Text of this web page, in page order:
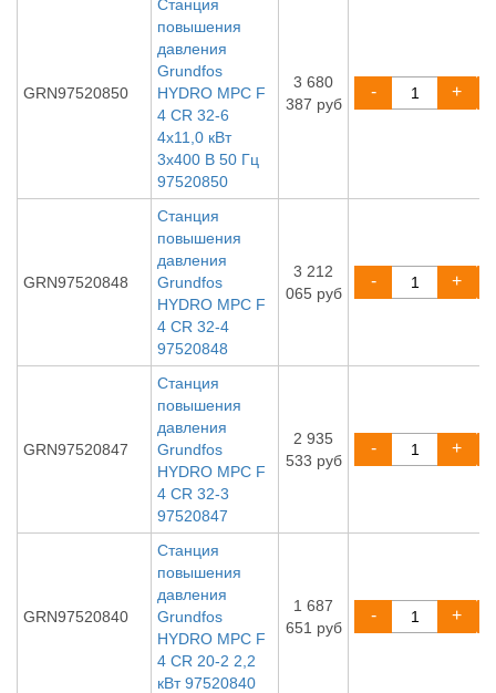
GRN97520850
Станция
повышения
давления
Grundfos
HYDRO MPC F
4 CR 32-6
4x11,0 кВт
3x400 В 50 Гц
97520850
3 680
387 руб
- +
GRN97520848
Станция
повышения
давления
Grundfos
HYDRO MPC F
4 CR 32-4
97520848
3 212
065 руб
- +
GRN97520847
Станция
повышения
давления
Grundfos
HYDRO MPC F
4 CR 32-3
97520847
2 935
533 руб
- +
GRN97520840
Станция
повышения
давления
Grundfos
HYDRO MPC F
4 CR 20-2 2,2
кВт 97520840
1 687
651 руб
- +